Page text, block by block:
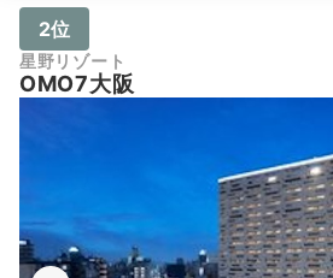
2位
星野リゾート
OMO7大阪